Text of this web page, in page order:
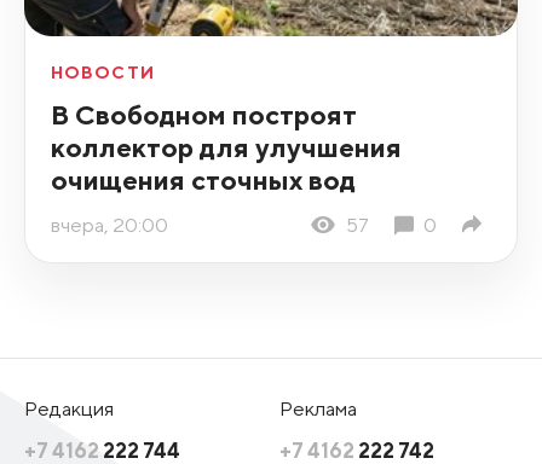
НОВОСТИ
В Свободном построят
коллектор для улучшения
очищения сточных вод
вчера, 20:00 57 0
Редакция
+7 4162 222 744
Реклама
+7 4162 222 742